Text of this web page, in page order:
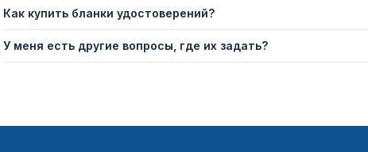
Как купить бланки удостоверений?
У меня есть другие вопросы, где их задать?